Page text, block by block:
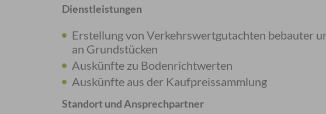
Dienstleistungen
Erstellung von Verkehrswertgutachten bebauter
an Grundstücken
Auskünfte zu Bodenrichtwerten
Auskünfte aus der Kaufpreissammlung
Standort und Ansprechpartner